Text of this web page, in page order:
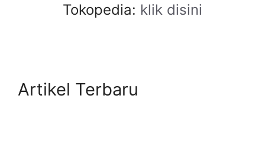
Tokopedia: klik disini
Artikel Terbaru